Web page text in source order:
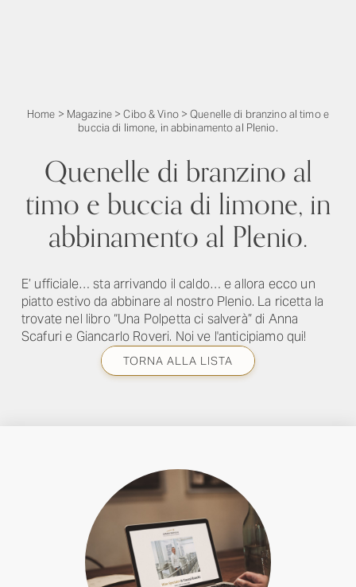
Home > Magazine>Cibo & Vino>Quenelle di branzino al timo e
buccia di limone, in abbinamento al Plenio.
Quenelle di branzino al
timo e buccia di limone, in
abbinamento al Plenio.
E’ ufficiale… sta arrivando il caldo… e allora ecco un
piatto estivo da abbinare al nostro Plenio. La ricetta la
trovate nel libro “Una Polpetta ci salverà” di Anna
Scafuri e Giancarlo Roveri. Noi ve l'anticipiamo qui!
TORNA ALLA LISTA